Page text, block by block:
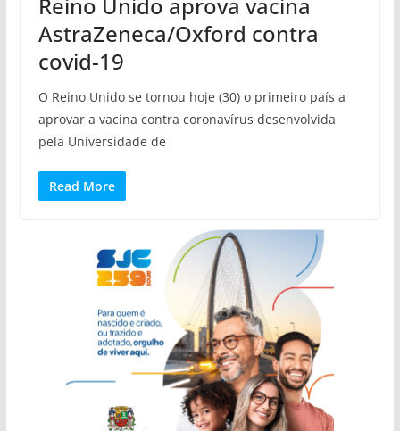
Reino Unido aprova vacina
AstraZeneca/Oxford contra
covid-19
O Reino Unido se tornou hoje (30) o primeiro país a
aprovar a vacina contra coronavírus desenvolvida
pela Universidade de
Read More